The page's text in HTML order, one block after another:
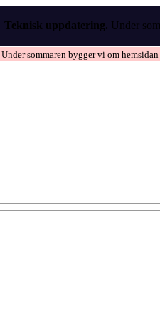
Teknisk uppdatering. Under
Under sommaren bygger vi om